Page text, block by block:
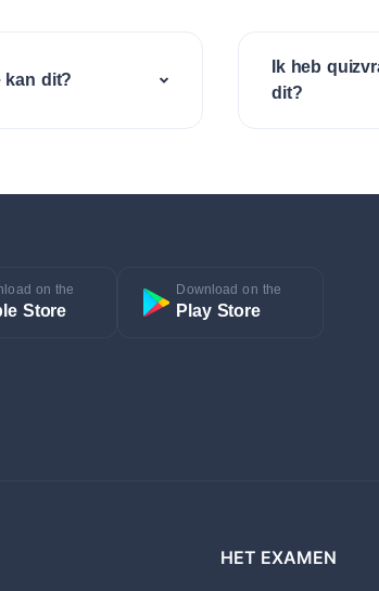
kan dit?
Ik heb
dit?
on the
Store
Download on the
Play Store
HET EXAMEN